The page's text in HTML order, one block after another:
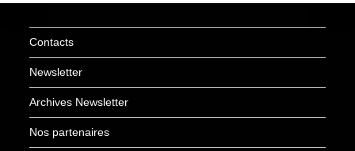
Contacts
Newsletter
Archives Newsletter
Nos partenaires